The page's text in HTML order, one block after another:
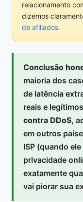
relacionamento
dizemos
de afiliados.
Conclusão
maioria dos
de latência
reais e
contra DDoS,
em outros
ISP (quando
privacidade
exatamente
vai piorar sua